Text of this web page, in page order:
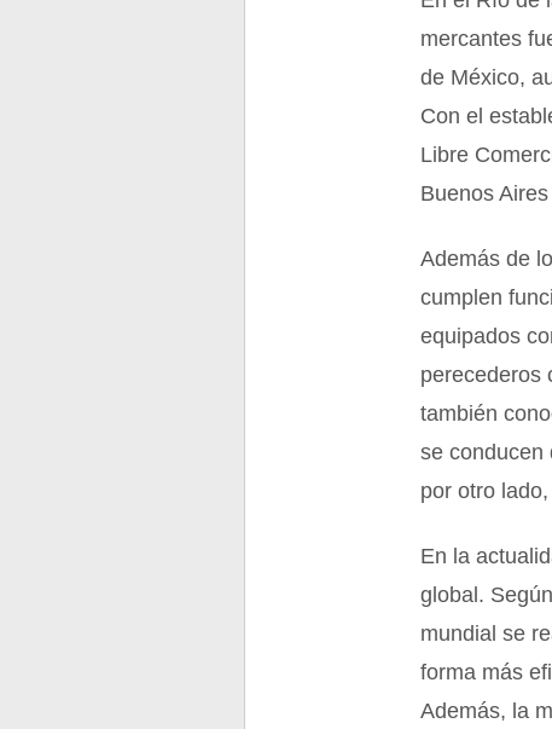
mercantes
de México,
Con el
Libre
Buenos
Además de
cumplen
equipados
perecederos
también
se conducen
por otro
En la
global.
mundial se
forma más
Además, la